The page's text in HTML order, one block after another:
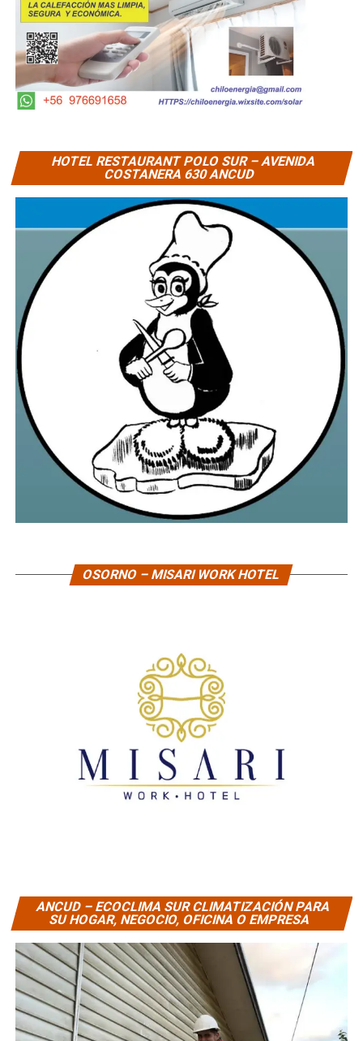
HOTEL RESTAURANT POLO SUR – AVENIDA
COSTANERA 630 ANCUD
OSORNO – MISARI WORK HOTEL
ANCUD – ECOCLIMA SUR CLIMATIZACIÓN PARA
SU HOGAR, NEGOCIO, OFICINA O EMPRESA